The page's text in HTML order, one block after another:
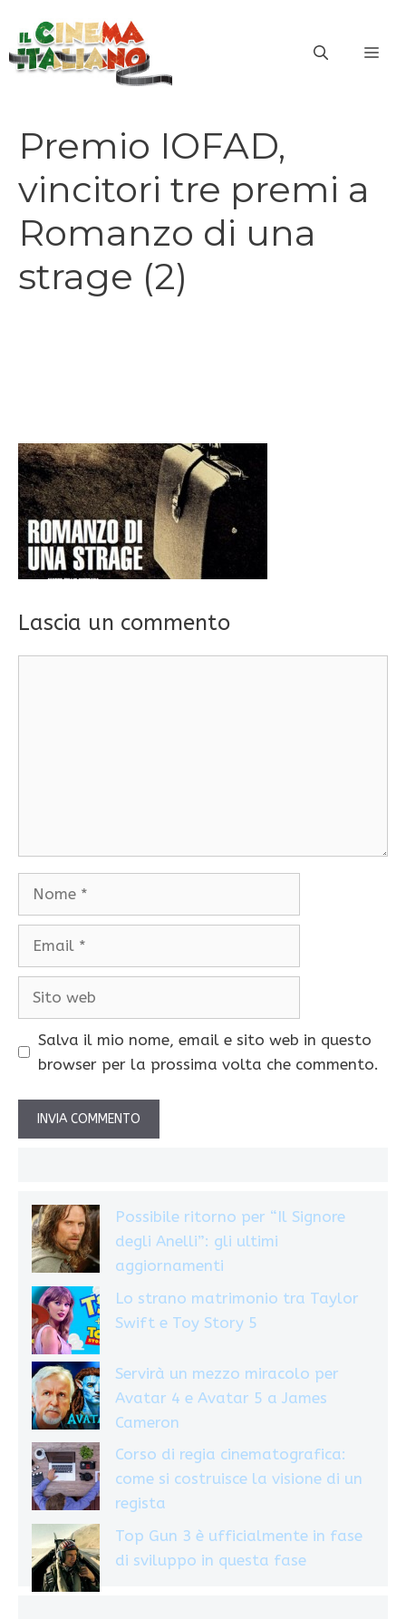
contenuto
Premio IOFAD,
vincitori tre premi a
Romanzo di una
strage (2)
Lascia un commento
Salva il mio nome, email e sito web in questo
browser per la prossima volta che commento.
Possibile ritorno per “Il Signore
degli Anelli”: gli ultimi
aggiornamenti
Lo strano matrimonio tra Taylor
Swift e Toy Story 5
Servirà un mezzo miracolo per
Avatar 4 e Avatar 5 a James
Cameron
Corso di regia cinematografica:
come si costruisce la visione di un
regista
Top Gun 3 è ufficialmente in fase
di sviluppo in questa fase